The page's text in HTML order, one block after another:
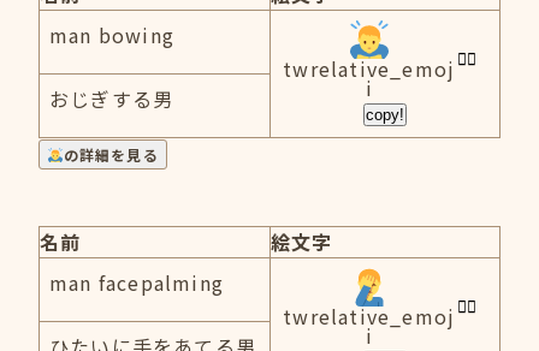
man bowing
twrelative_emoj
i
copy!
おじぎする男
の詳細を見る
名前
絵文字
man facepalming
twrelative_emoj
i